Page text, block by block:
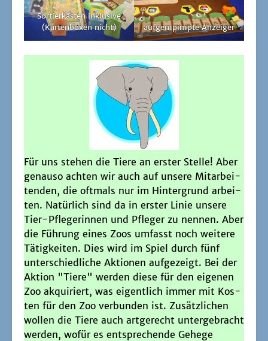
Sor­tier­käs­ten inklu­si­ve
(Kar­ten­bo­xen nicht)
auf­g­em­pimp­te Anzeiger
Für uns ste­hen die Tie­re an ers­ter Stel­le! Aber
genau­so ach­ten wir auch auf unse­re Mit­ar­bei­
ten­den, die oft­mals nur im Hin­ter­grund arbei­
ten. Natür­lich sind da in ers­ter Linie unse­re
Tier-Pfle­ge­rin­nen und Pfle­ger zu nen­nen. Aber
die Füh­rung eines Zoos umfasst noch wei­te­re
Tätig­kei­ten. Dies wird im Spiel durch fünf
unter­schied­li­che Aktio­nen auf­ge­zeigt. Bei der
Akti­on "Tie­re" wer­den die­se für den eige­nen
Zoo akqui­riert, was eigent­lich immer mit Kos­
ten für den Zoo ver­bun­den ist. Zusätz­li­chen
wol­len die Tie­re auch art­ge­recht unter­ge­bracht
wer­den, wofür es ent­spre­chen­de Gehe­ge